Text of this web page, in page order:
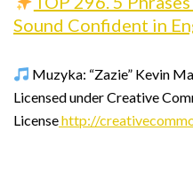
Sound Confident in
Muzyka: “Zazie” Kevin
Licensed under Creative
Licensehttp://